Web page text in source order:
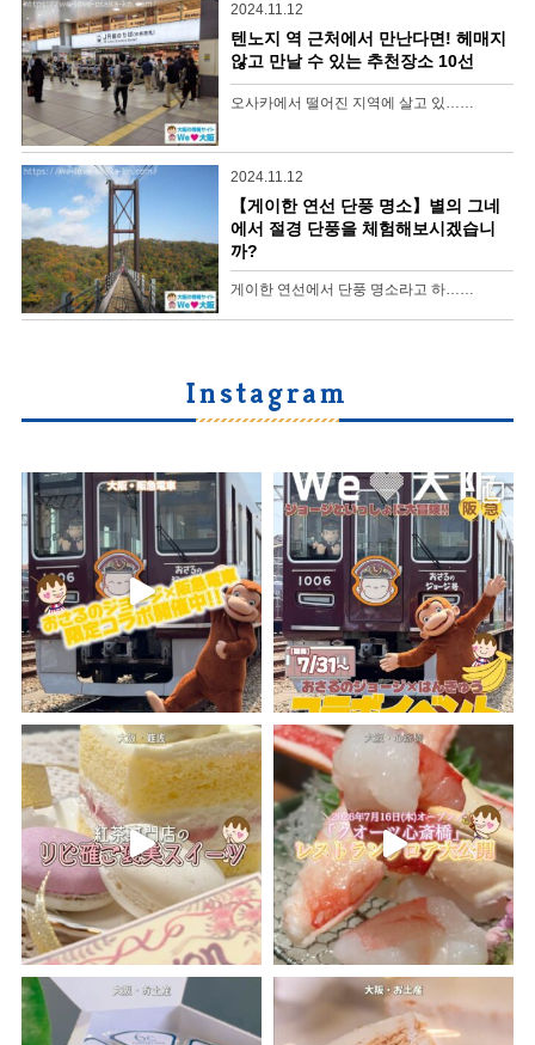
2024.11.12
텐노지 역 근처에서 만난다면! 헤매지
않고 만날 수 있는 추천장소 10선
오사카에서 떨어진 지역에 살고 있……
2024.11.12
【게이한 연선 단풍 명소】별의 그네
에서 절경 단풍을 체험해보시겠습니
까?
게이한 연선에서 단풍 명소라고 하……
Instagram